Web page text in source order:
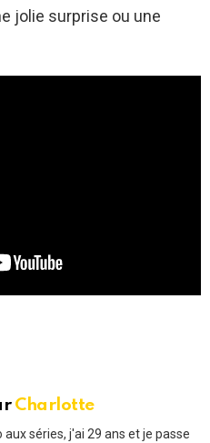
jolie surprise ou une
Charlotte
séries, j'ai 29 ans et je passe